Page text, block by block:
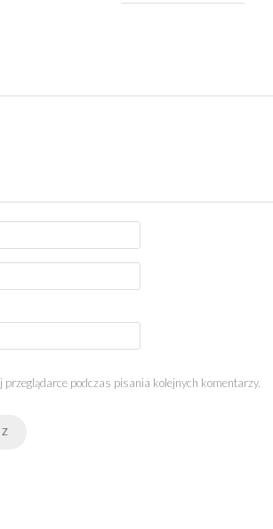
podczas pisania kolejnych komentarzy.